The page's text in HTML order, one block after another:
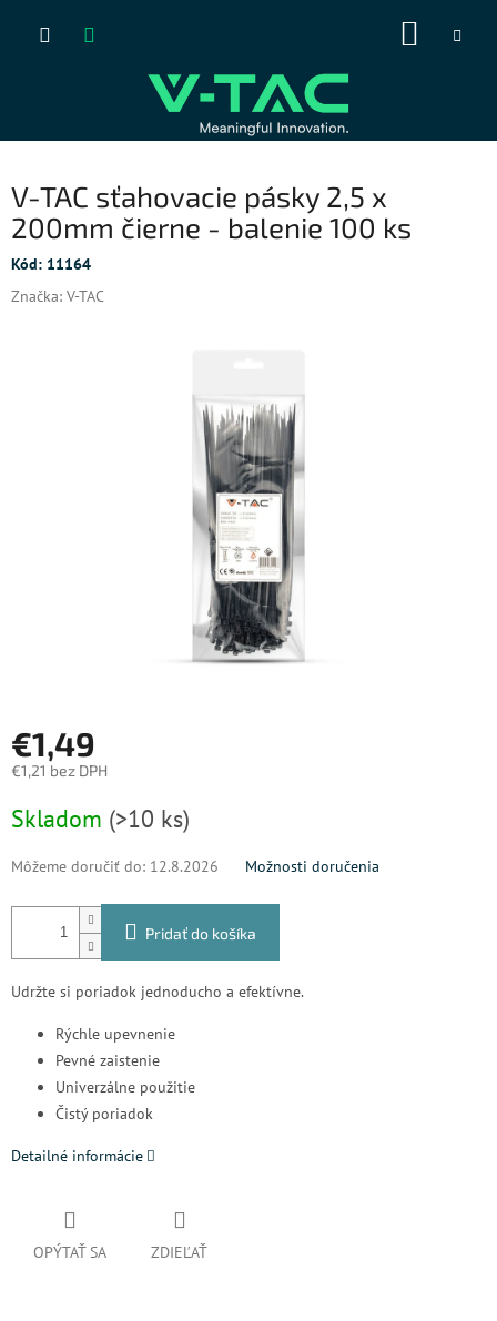
V-TAC sťahovacie pásky 2,5 x
200mm čierne - balenie 100 ks
Kód: 11164
Značka: V-TAC
€1,49
€1,21 bez DPH
cena:
Skladom (>10 ks)
Môžeme doručiť do: 12.8.2026 Možnosti doručenia
Pridať do košíka
Udržte si poriadok jednoducho a efektívne.
Rýchle upevnenie
Pevné zaistenie
Univerzálne použitie
Čistý poriadok
Detailné informácie
OPÝTAŤ SA ZDIEĽAŤ